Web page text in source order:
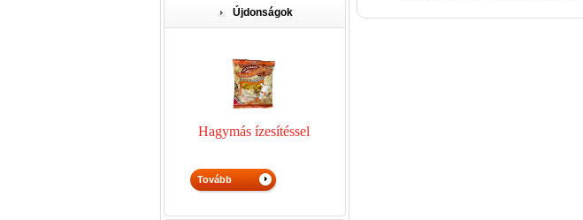
Újdonságok
Hagymás ízesítéssel